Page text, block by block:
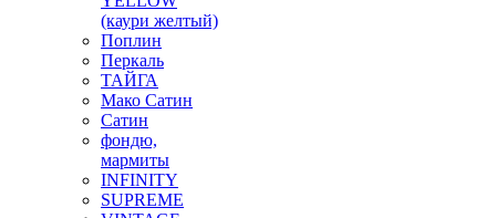
(каури желтый)
Поплин
Перкаль
ТАЙГА
Мако Сатин
Сатин
фондю,
мармиты
INFINITY
SUPREME